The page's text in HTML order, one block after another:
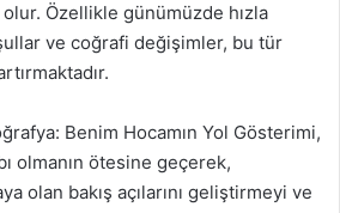
olur. Özellikle günümüzde hızla
ve coğrafi değişimler, bu tür
Benim Hocamın Yol Gösterimi,
olmanın ötesine geçerek,
olan bakış açılarını geliştirmeyi ve